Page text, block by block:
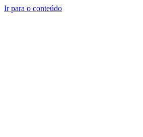
Ir para o conteúdo